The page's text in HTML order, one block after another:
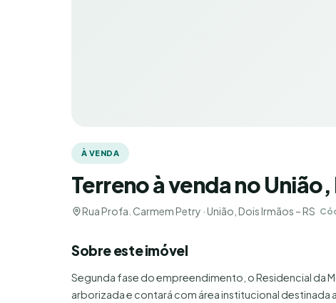
À VENDA
Terreno à venda no
Rua Profa. Carmem Petry · União, Dois Irmãos – RS
Sobre este imóvel
Segunda fase do empreendimento, o Residencial da
arborizada e contará com área institucional